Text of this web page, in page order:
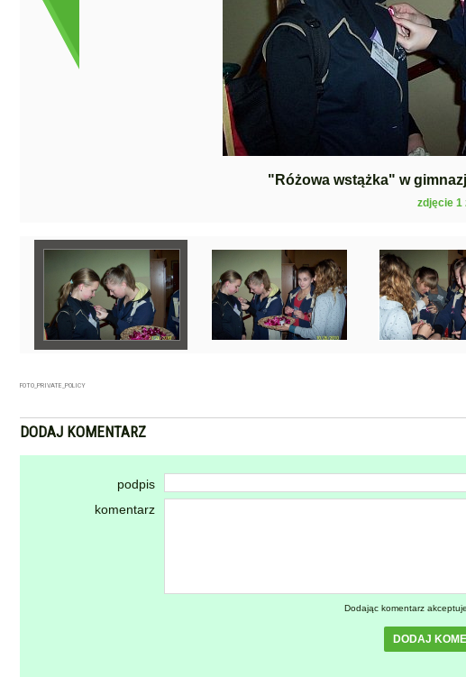
"Różowa wstążka" w
zdjęcie 1
FOTO_PRIVATE_POLICY
DODAJ KOMENTARZ
podpis
komentarz
Dodając komentarz
DODAJ